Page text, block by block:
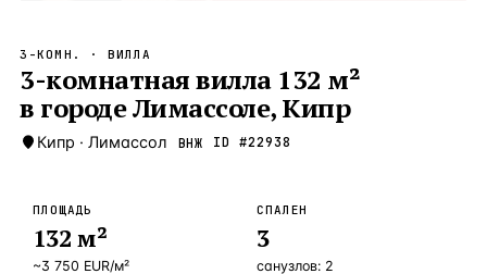
Новороссийск —Локация
Стамбул —Локация
Анталия
ЧАСТО ИЩУТ
Турция
3-КОМН. · ВИЛЛА
3-комнатная вилла 132 м²
в городе Лимассоле, Кипр
Кипр · Лимассол ВНЖ ID #22938
ПЛОЩАДЬ
132 м²
~3 750 EUR/м²
СПАЛЕН
3
санузлов: 2